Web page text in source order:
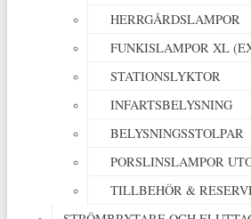
HERRGÅRDSLAMPOR
FUNKISLAMPOR XL
STATIONSLYKTOR
INFARTSBELYSNING
BELYSNINGSSTOLPAR
PORSLINSLAMPOR
TILLBEHÖR &